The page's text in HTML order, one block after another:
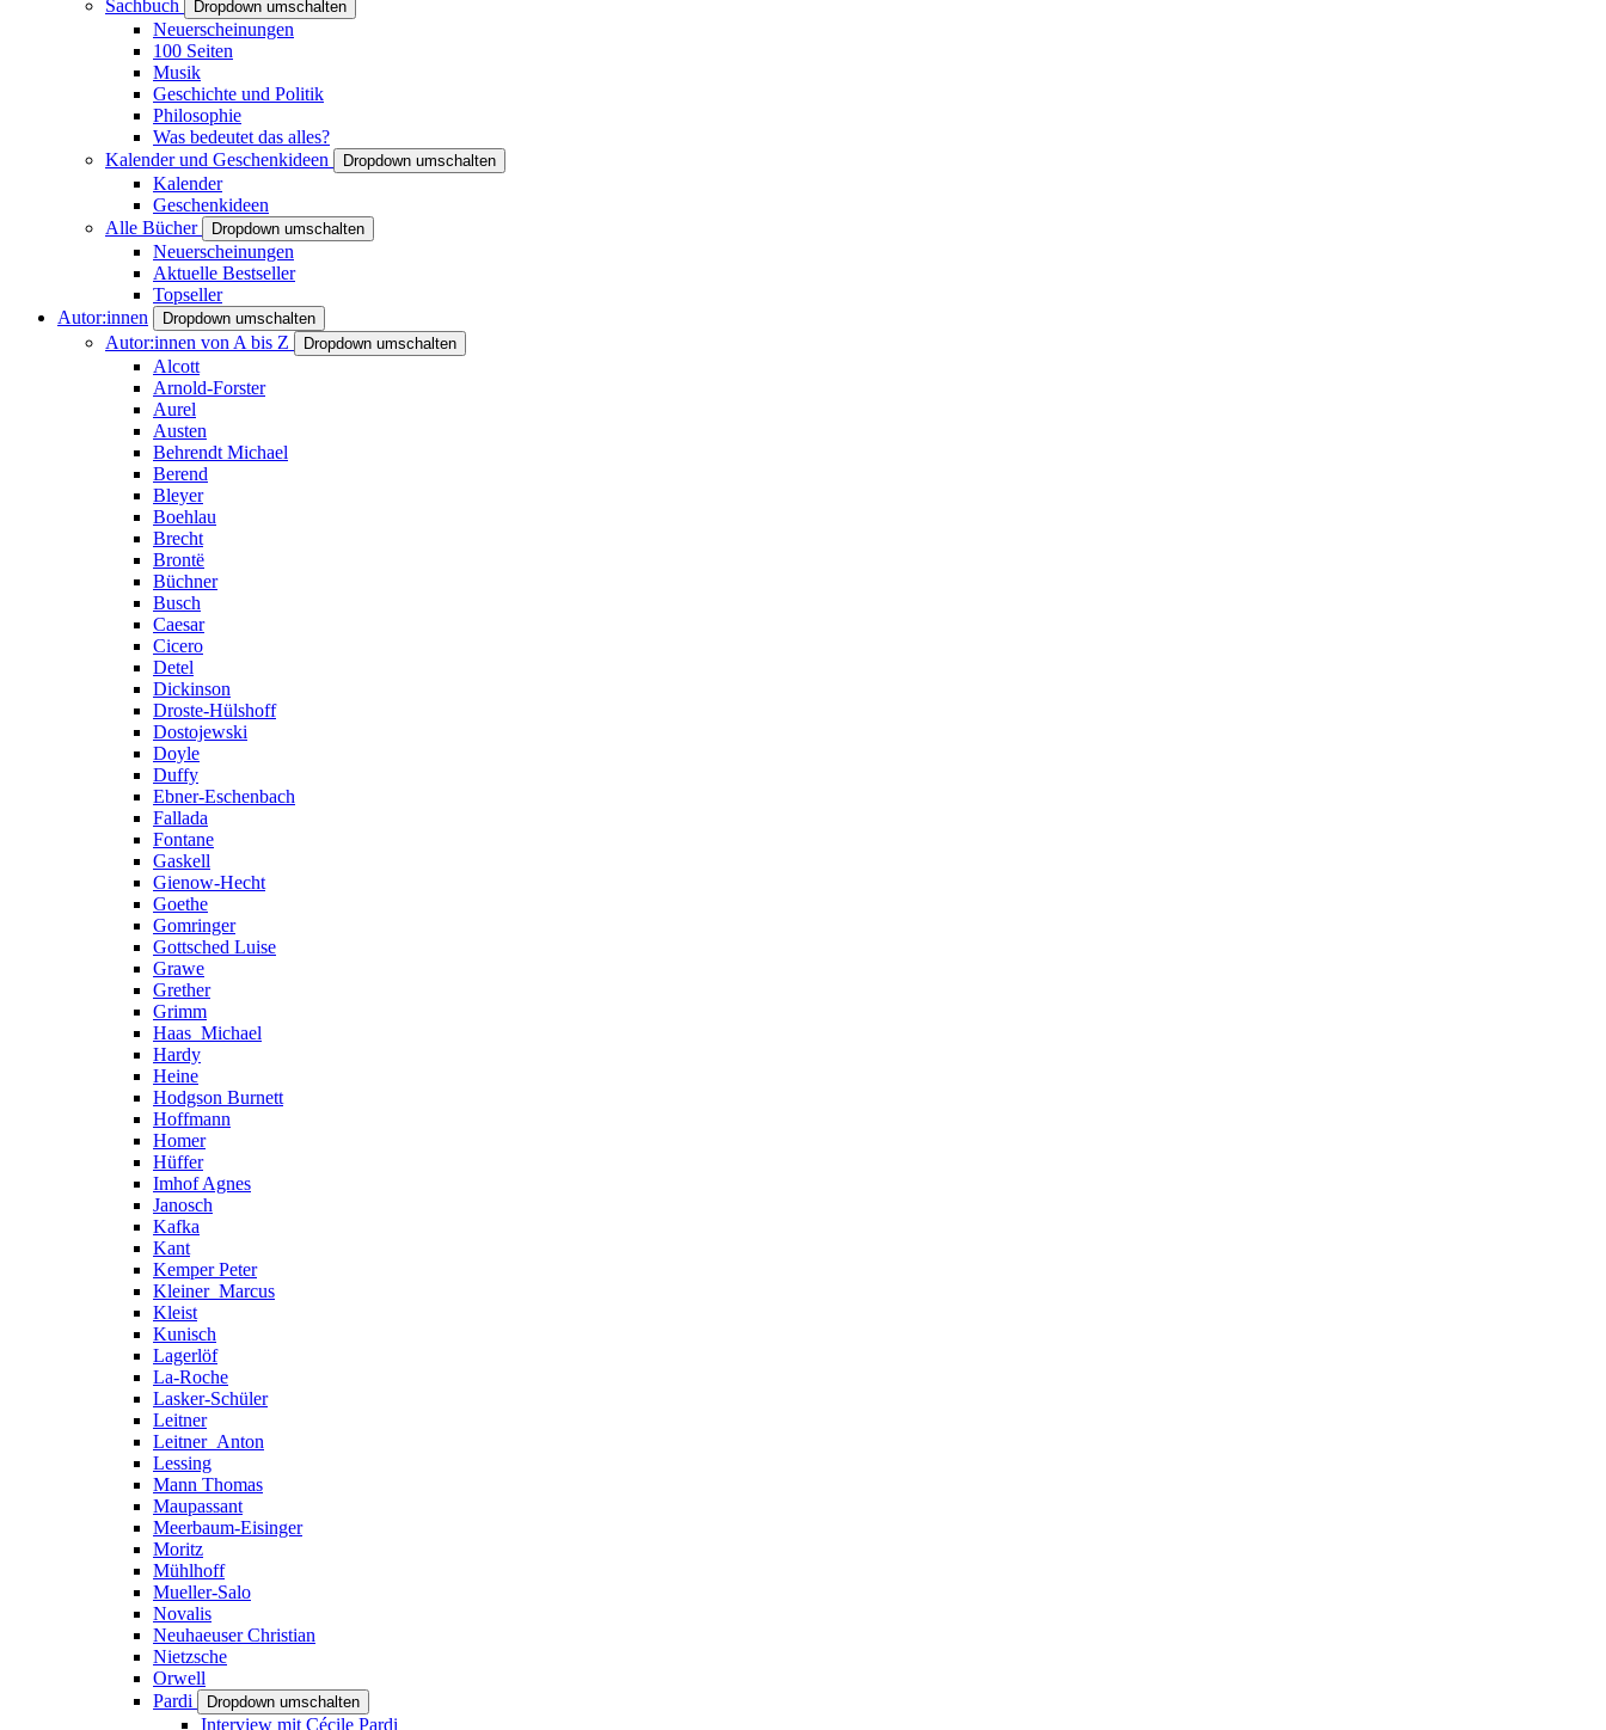
Sachbuch
Dropdown umschalten
Neuerscheinungen
100 Seiten
Musik
Geschichte und Politik
Philosophie
Was bedeutet das alles?
Kalender und Geschenkideen
Dropdown umschalten
Kalender
Geschenkideen
Alle Bücher
Dropdown umschalten
Neuerscheinungen
Aktuelle Bestseller
Topseller
Autor:innen
Dropdown umschalten
Autor:innen von A bis Z Dropdown umschalten
Alcott
Arnold-Forster
Aurel
Austen
Behrendt Michael
Berend
Bleyer
Boehlau
Brecht
Brontë
Büchner
Busch
Caesar
Cicero
Detel
Dickinson
Droste-Hülshoff
Dostojewski
Doyle
Duffy
Ebner-Eschenbach
Fallada
Fontane
Gaskell
Gienow-Hecht
Goethe
Gomringer
Gottsched Luise
Grawe
Grether
Grimm
Haas_Michael
Hardy
Heine
Hodgson Burnett
Hoffmann
Homer
Hüffer
Imhof Agnes
Janosch
Kafka
Kant
Kemper Peter
Kleiner_Marcus
Kleist
Kunisch
Lagerlöf
La-Roche
Lasker-Schüler
Leitner
Leitner_Anton
Lessing
Mann Thomas
Maupassant
Meerbaum-Eisinger
Moritz
Mühlhoff
Mueller-Salo
Novalis
Neuhaeuser Christian
Nietzsche
Orwell
Pardi
Dropdown umschalten
Interview mit Cécile Pardi